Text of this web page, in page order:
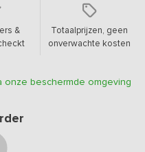
&
Totaalprijzen, geen
onverwachte kosten
onze beschermde omgeving